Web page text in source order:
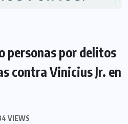
personas por delitos
contra Vinicius Jr. en
VIEWS